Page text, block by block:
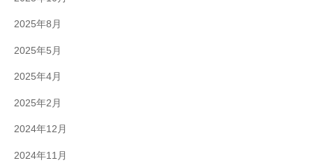
2025年8月
2025年5月
2025年4月
2025年2月
2024年12月
2024年11月